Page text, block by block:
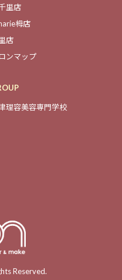
里店
栂店
店
ンマップ
理容美容専門学校
Reserved.